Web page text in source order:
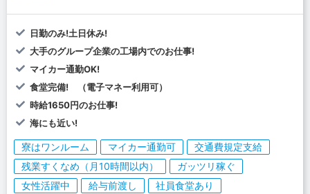
日勤のみ!土日休み!
大手のグループ企業の工場内でのお仕事!
マイカー通勤OK!
食堂完備! （電子マネー利用可）
時給1650円のお仕事!
海にも近い!
寮はワンルーム マイカー通勤可
交通費規定支給
残業すくなめ（月10時間以内）
ガッツリ稼ぐ
女性活躍中
給与前渡し 社員食堂あり